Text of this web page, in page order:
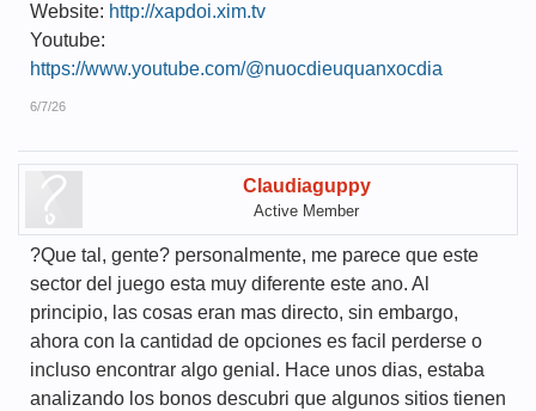
Website: http://xapdoi.xim.tv
Youtube:
https://www.youtube.com/@nuocdieuquanxocdia
6/7/26
Claudiaguppy
Active Member
?Que tal, gente? personalmente, me parece que este
sector del juego esta muy diferente este ano. Al
principio, las cosas eran mas directo, sin embargo,
ahora con la cantidad de opciones es facil perderse o
incluso encontrar algo genial. Hace unos dias, estaba
analizando los bonos descubri que algunos sitios tienen